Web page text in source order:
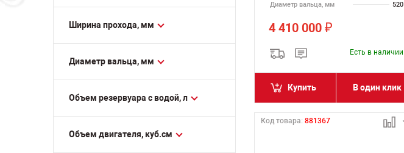
Ширина прохода, мм
Диаметр вальца, мм
Объем резервуара с водой, л
Объем двигателя, куб.см
Диаметр вальца, мм
520
4 410 000 ₽
Есть в наличии
Купить В один клик
Код товара: 881367